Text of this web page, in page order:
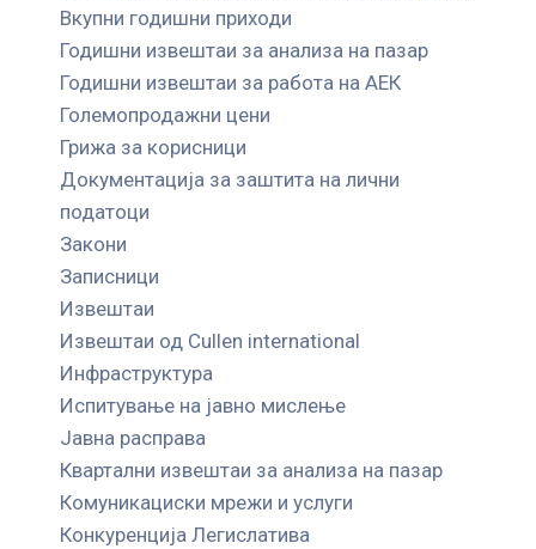
Вкупни годишни приходи
Годишни извештаи за анализа на пазар
Годишни извештаи за работа на АЕК
Големопродажни цени
Грижа за корисници
Документација за заштита на лични
податоци
Закони
Записници
Извештаи
Извештаи од Cullen international
Инфраструктура
Испитување на јавно мислење
Јавна расправа
Квартални извештаи за анализа на пазар
Комуникациски мрежи и услуги
Конкуренција Легислатива